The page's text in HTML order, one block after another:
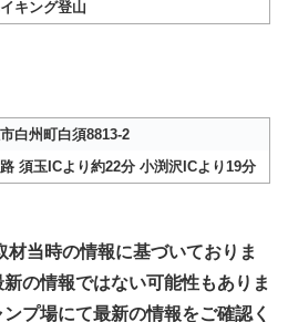
キング登山
白州町白須8813-2
須玉ICより約22分 小渕沢ICより19分
材当時の情報に基づいておりま
の情報ではない可能性もありま
プ場にて最新の情報をご確認く